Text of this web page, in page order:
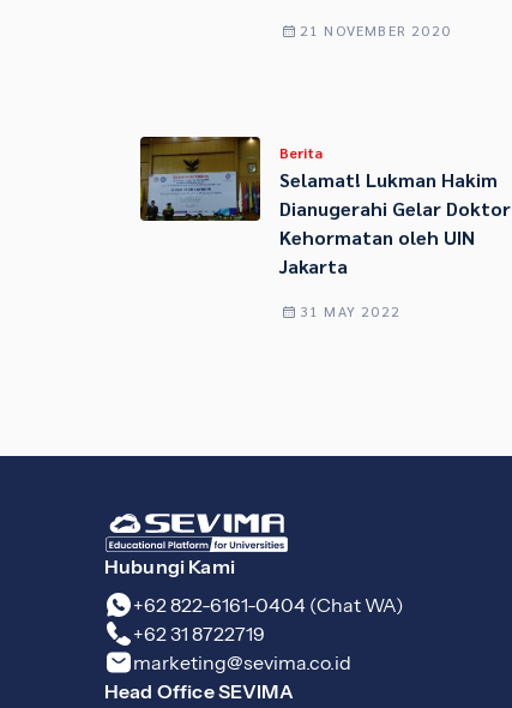
21 NOVEMBER 2020
Berita
Selamat! Lukman Hakim
Dianugerahi Gelar Doktor
Kehormatan oleh UIN
Jakarta
31 MAY 2022
Hubungi Kami
+62 822-6161-0404 (Chat WA)
+62 31 8722719
marketing@sevima.co.id
Head Office SEVIMA